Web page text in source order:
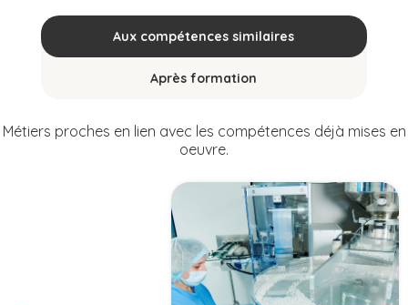
Aux compétences similaires
Après formation
Métiers proches en lien avec les compétences déjà mises en
oeuvre.